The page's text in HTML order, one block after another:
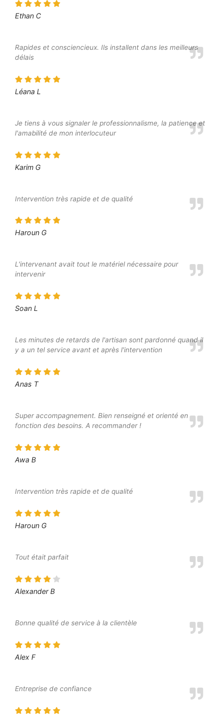
Ethan C
Rapides et consciencieux. Ils installent dans les meilleurs
délais
Léana L
Je tiens à vous signaler le professionnalisme, la patience et
l'amabilité de mon interlocuteur
Karim G
Intervention très rapide et de qualité
Haroun G
L'intervenant avait tout le matériel nécessaire pour
intervenir
Soan L
Les minutes de retards de l'artisan sont pardonné quand il
y a un tel service avant et après l'intervention
Anas T
Super accompagnement. Bien renseigné et orienté en
fonction des besoins. A recommander !
Awa B
Intervention très rapide et de qualité
Haroun G
Tout était parfait
Alexander B
Bonne qualité de service à la clientèle
Alex F
Entreprise de confiance